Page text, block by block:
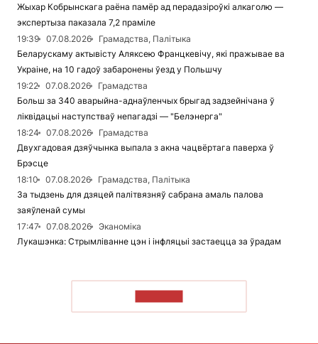
Жыхар Кобрынскага раёна памёр ад перадазіроўкі алкаголю —
экспертыза паказала 7,2 праміле
19:39
07.08.2026
Грамадства, Палітыка
Беларускаму актывісту Аляксею Францкевічу, які пражывае ва
Украіне, на 10 гадоў забаронены ўезд у Польшчу
19:22
07.08.2026
Грамадства
Больш за 340 аварыйна-аднаўленчых брыгад задзейнічана ў
ліквідацыі наступстваў непагадзі — "Белэнерга"
18:24
07.08.2026
Грамадства
Двухгадовая дзяўчынка выпала з акна чацвёртага паверха ў
Брэсце
18:10
07.08.2026
Грамадства, Палітыка
За тыдзень для дзяцей палітвязняў сабрана амаль палова
заяўленай сумы
17:47
07.08.2026
Эканоміка
Лукашэнка: Стрымліванне цэн і інфляцыі застаецца за ўрадам